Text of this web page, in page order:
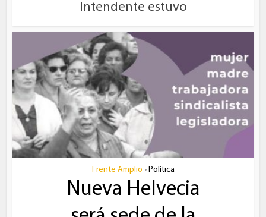
Intendente estuvo
Frente Amplio • Política
Nueva Helvecia